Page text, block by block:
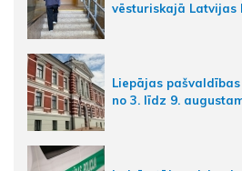
vēsturiskajā Latvijas
Liepājas
no 3. līdz 9.